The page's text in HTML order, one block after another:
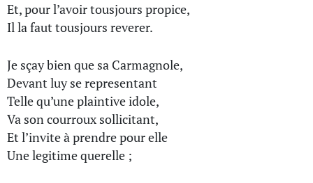
Et, pour l’avoir tousjours propice,
Il la faut tousjours reverer.
Je sçay bien que sa Carmagnole,
Devant luy se representant
Telle qu’une plaintive idole,
Va son courroux sollicitant,
Et l’invite à prendre pour elle
Une legitime querelle ;